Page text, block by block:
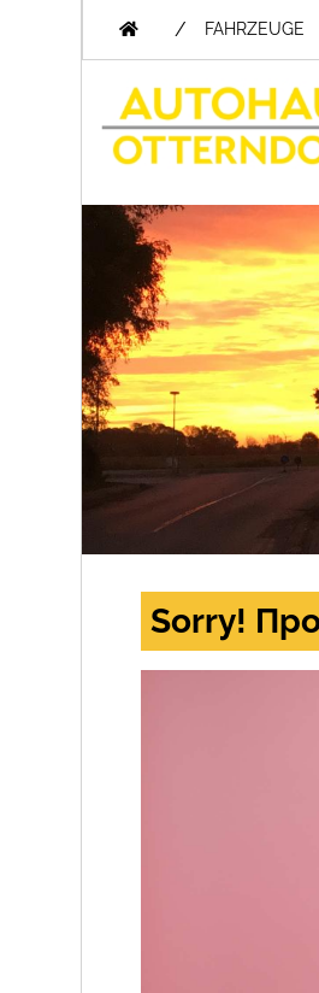
/ FAHRZEUGE
Sorry!